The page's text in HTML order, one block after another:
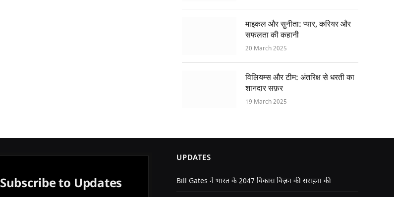
माइकल और सुनीता: प्यार, करियर और
सफलता की कहानी
20 March 2025
विलियम्स और टीम: अंतरिक्ष से धरती का
शानदार सफ़र
19 March 2025
Subscribe to Updates
UPDATES
Bill Gates ने भारत के 2047 विकास विज़न की सराहना की